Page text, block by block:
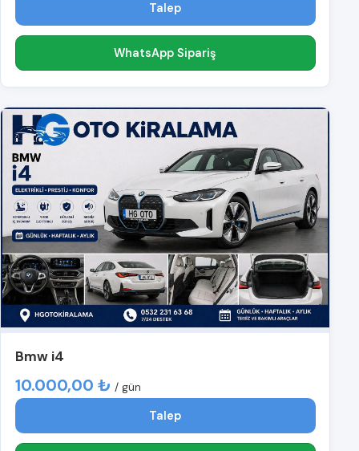
Talep
WhatsApp Sipariş
Bmw i4
10.000,00 ₺ / gün
Talep